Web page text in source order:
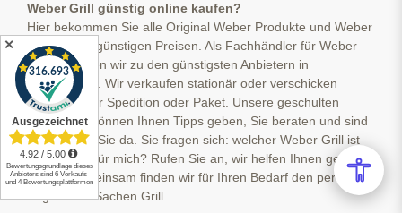
Weber Grill günstig online kaufen?
Hier bekommen Sie alle Original Weber Produkte und Weber
Zubehör zu günstigen Preisen. Als Fachhändler für Weber
Grills gehören wir zu den günstigsten Anbietern in
Deutschland. Wir verkaufen stationär oder verschicken
kostenlos per Spedition oder Paket. Unsere geschulten
Mitarbeiter können Ihnen Tipps geben, Sie beraten und sind
jederzeit für Sie da. Sie fragen sich: welcher Weber Grill ist
der richtige für mich? Rufen Sie an, wir helfen Ihnen gern
weiter. Gemeinsam finden wir für Ihren Bedarf den perfekten
Begleiter in Sachen Grill.
✕